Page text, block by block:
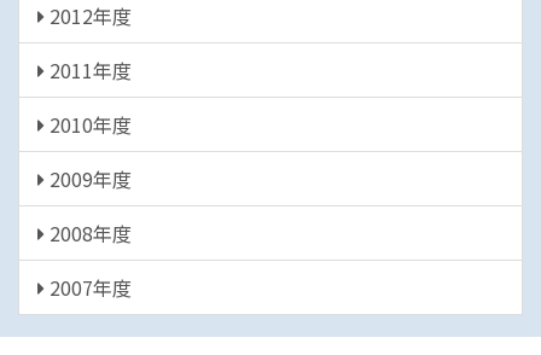
2012年度
2011年度
2010年度
2009年度
2008年度
2007年度